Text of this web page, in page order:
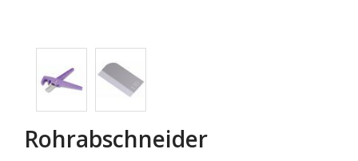
Rohrabschneider